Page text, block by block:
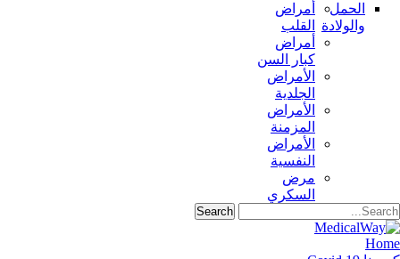
الحمل
والولادة
أمراض
القلب
أمراض
كبار السن
الأمراض
الجلدية
الأمراض
المزمنة
الأمراض
النفسية
مرض
السكري
Home